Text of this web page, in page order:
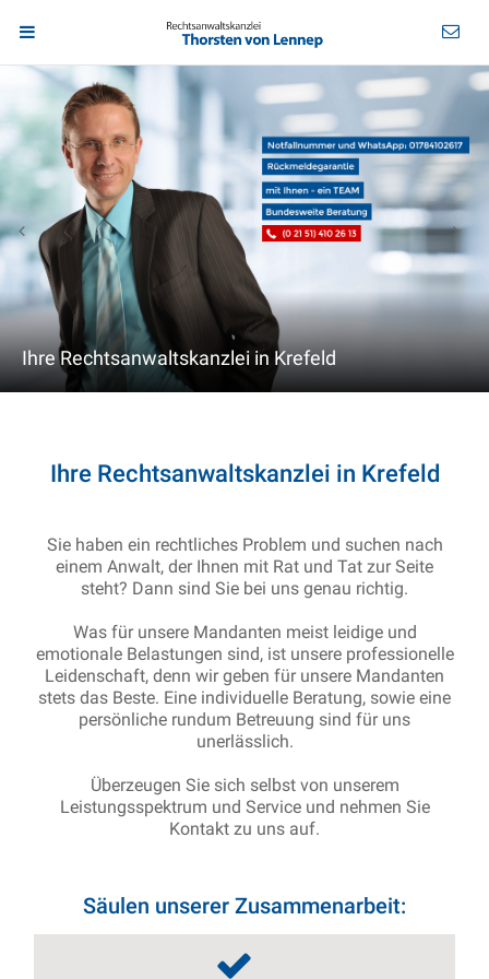
Ihre Rechtsanwaltskanzlei in Krefeld
Ihre Rechtsanwaltskanzlei in Krefeld
Sie haben ein rechtliches Problem und suchen nach
einem Anwalt, der Ihnen mit Rat und Tat zur Seite
steht? Dann sind Sie bei uns genau richtig.
Was für unsere Mandanten meist leidige und
emotionale Belastungen sind, ist unsere professionelle
Leidenschaft, denn wir geben für unsere Mandanten
stets das Beste. Eine individuelle Beratung, sowie eine
persönliche rundum Betreuung sind für uns
unerlässlich.
Überzeugen Sie sich selbst von unserem
Leistungsspektrum und Service und nehmen Sie
Kontakt zu uns auf.
Säulen unserer Zusammenarbeit: